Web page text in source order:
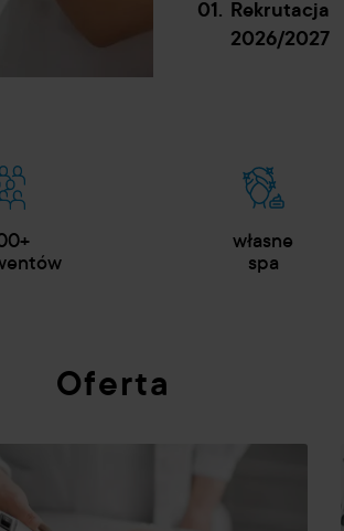
01. Rekrutacja
2026/2027
własne
spa
Oferta